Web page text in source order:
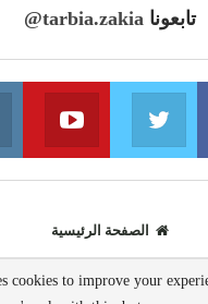
تابعونا @tarbia.zakia
فايسبوك
انضم الينا انضم الينا انضم
الصفحة الرئيسية
© 2020 - جميع الحقوق محفوظة.
cookies to improve your